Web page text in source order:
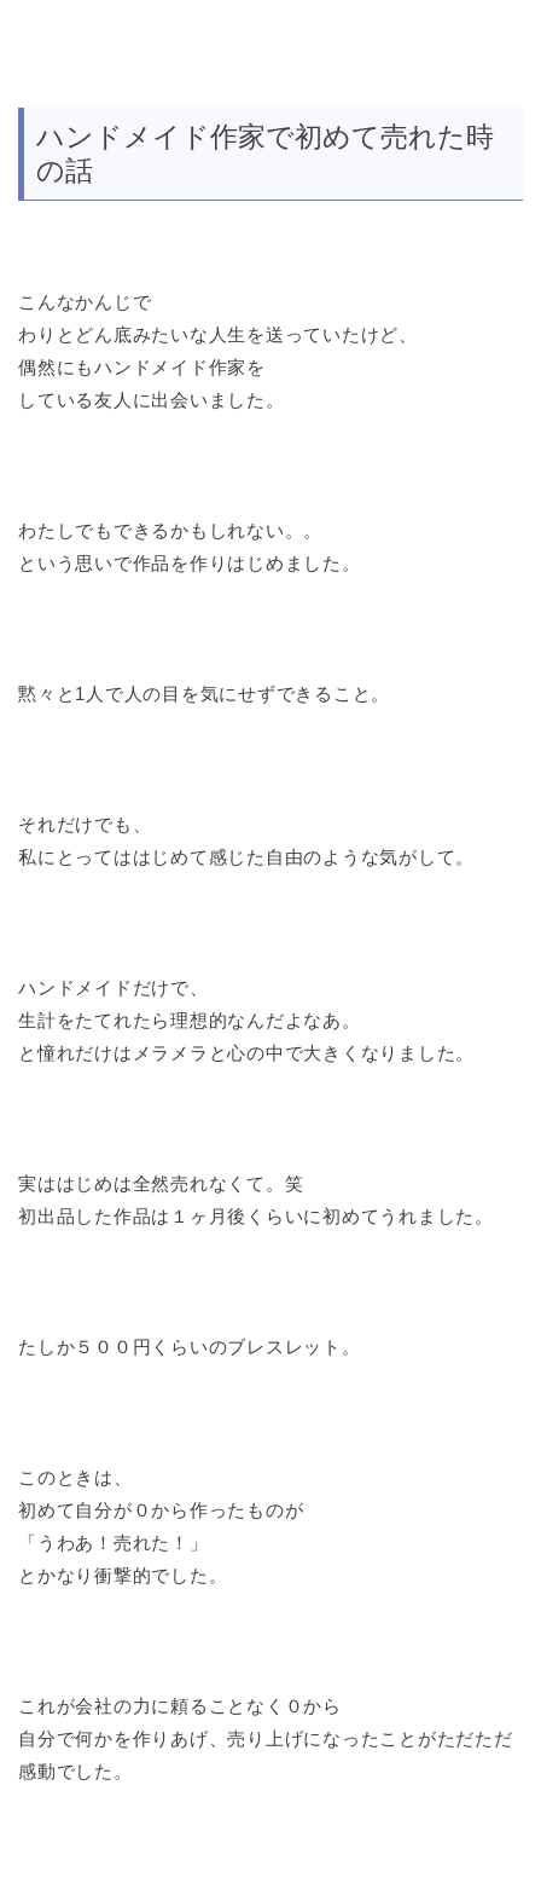
ハンドメイド作家で初めて売れた時
の話
こんなかんじで
わりとどん底みたいな人生を送っていたけど、
偶然にもハンドメイド作家を
している友人に出会いました。
わたしでもできるかもしれない。。
という思いで作品を作りはじめました。
黙々と1人で人の目を気にせずできること。
それだけでも、
私にとってははじめて感じた自由のような気がして。
ハンドメイドだけで、
生計をたてれたら理想的なんだよなあ。
と憧れだけはメラメラと心の中で大きくなりました。
実ははじめは全然売れなくて。笑
初出品した作品は１ヶ月後くらいに初めてうれました。
たしか５００円くらいのブレスレット。
このときは、
初めて自分が０から作ったものが
「うわあ！売れた！」
とかなり衝撃的でした。
これが会社の力に頼ることなく０から
自分で何かを作りあげ、売り上げになったことがただただ
感動でした。